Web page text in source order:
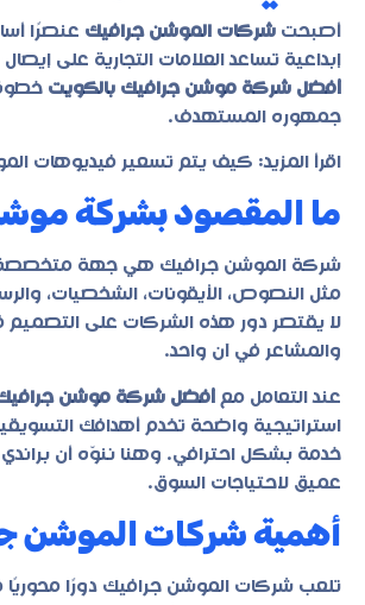
أصبحت شركات الموشن جرافيك عنصرًا
إبداعية تساعد العلامات التجارية على
أفضل شركة موشن جرافيك بالكويت
جمهوره المستهدف.
اقرأ المزيد: كيف يتم تسعير فيديوهات
ما المقصود بشركة
شركة الموشن جرافيك هي جهة متخصصة
مثل النصوص، الأيقونات، الشخصيات،
لا يقتصر دور هذه الشركات على
والمشاعر في آن واحد.
عند التعامل مع أفضل شركة موشن
استراتيجية واضحة تخدم أهدافك
خدمة بشكل احترافي. وهنا ننوّه أن
عميق لاحتياجات السوق.
أهمية شركات الموشن
تلعب شركات الموشن جرافيك دورًا محوريًا